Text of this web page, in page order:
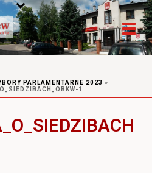
PARLAMENTARNE 2023 »
1